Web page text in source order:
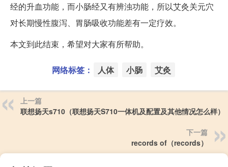
经的升血功能，而小肠经又有辨浊功能，所以艾灸关元穴
对长期慢性腹泻、胃肠吸收功能差有一定疗效。
本文到此结束，希望对大家有所帮助。
网络标签： 人体 小肠 艾灸
上一篇
联想扬天s710（联想扬天S710一体机及配置及其他情况怎么样）
下一篇
records of（records）